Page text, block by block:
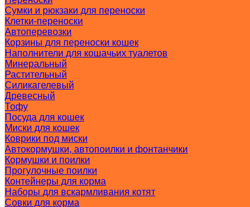
Сумки и рюкзаки для переноски
Клетки-переноски
Автоперевозки
Корзины для переноски кошек
Наполнители для кошачьих туалетов
Минеральный
Растительный
Силикагелевый
Древесный
Тофу
Посуда для кошек
Миски для кошек
Коврики под миски
Автокормушки, автопоилки и фонтанчики
Кормушки и поилки
Прогулочные поилки
Контейнеры для корма
Наборы для вскармливания котят
Совки для корма